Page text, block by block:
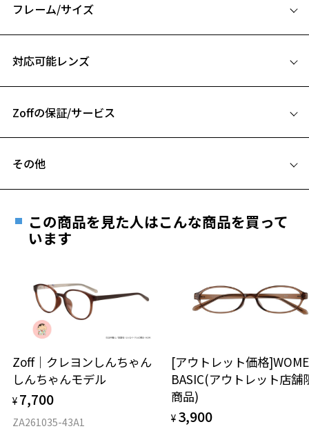
お気に入りに追加済です。
お気に入りリストはこちら
フレーム/サイズ
B ブリッジ(鼻部分)の横幅：20mm
仕上がり寸法
D 仕上がりの横幅：約133mm
対応可能レンズ
フレームとレンズの合計料金を知りたい方へ
Zoffの保証/サービス
安心1 フレーム１年間品質保証
きます。
※保証期間内に交換が行われた場合、保証期間は初期の期間から
延長されません。
安心2 視力測定無料
視力の変化を早めに発見するために、定期的な視
力測定をおすすめいたします。
その他
ご希望のお客さまは、「レンズ交換券」をお選びのうえ、
最寄りのZoff実店舗にてレンズをお買い求めください。
※サングラスやパッケージ品では「レンズ交換券」はお選び
談ください。
＜メガネの度数情報がわからない方へ＞
オンラインストアでフレームのみ購入して、
実店舗で度付きにできます
ご購入時に「レンズ交換券」をお選びいただくと、実店舗で
度数を測定のうえ、度付きレンズ（標準セットレンズ）へ無
この商品を見た人はこんな商品を買って
います
Zoff｜クレヨンしんちゃん
しんちゃんモデル
¥ 7,700
ZA261035-43A1
[アウトレット価格
BASIC(アウトレット店舗
商品)
¥ 3,900